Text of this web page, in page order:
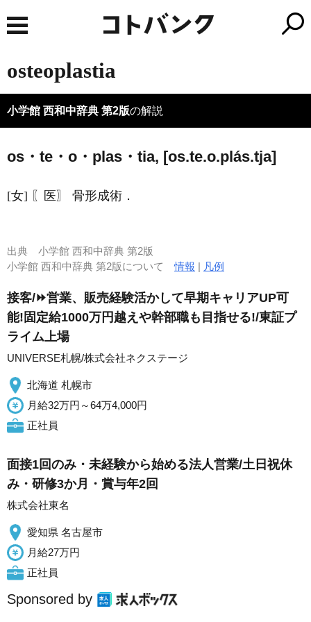
osteoplastia
小学館 西和中辞典 第2版の解説
os・te・o・plas・tia, [os.te.o.plás.tja]
[女] 〖医〗 骨形成術．
出典 小学館 西和中辞典 第2版
小学館 西和中辞典 第2版について情報 | 凡例
接客/⏩️営業、販売経験活かして早期キャリアUP可
能!固定給1000万円越えや幹部職も目指せる!/東証プ
ライム上場
UNIVERSE札幌/株式会社ネクステージ
北海道 札幌市
月給32万円～64万4,000円
正社員
面接1回のみ・未経験から始める法人営業/土日祝休
み・研修3か月・賞与年2回
株式会社東名
愛知県 名古屋市
月給27万円
正社員
Sponsored by